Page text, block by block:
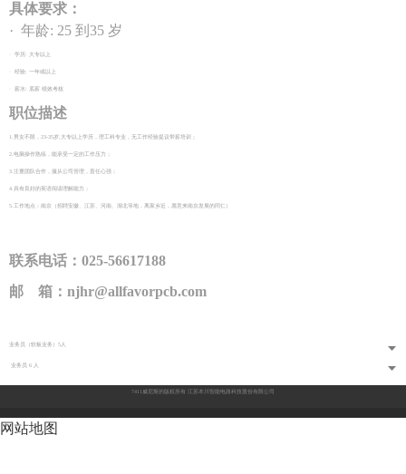
具体要求：
· 年龄: 25 到35 岁
· 学历: 大专以上
· 经验: 一年或以上
· 薪水: 底薪 绩效考核
职位描述
1.男女不限，23-35岁,大专以上学历，理工科专业，无工作经验提议带薪培训；
2.电脑操作熟练，能承受一定的工作压力；
3.注重团队合作，服从公司管理，责任心强；
4.具有良好的英语阅读理解能力；
5.工作地点：南京（招聘安徽、江苏、河南、湖北等地，离家乡近，愿意来南京发展的同仁）
联系电话：025-56617188
邮 箱： njhr@allfavorpcb.com
业务员（软板业务）5人
业务员 6 人
7411威尼斯的版权所有 江苏本川智能电路科技股份有限公司
网站地图